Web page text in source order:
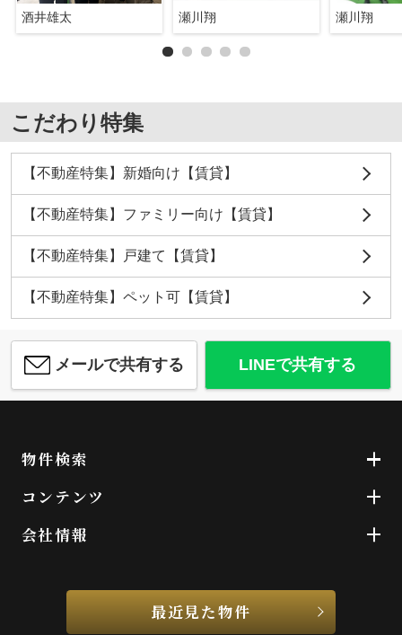
酒井雄太 瀬川翔 瀬川翔
こだわり特集
【不動産特集】新婚向け【賃貸】
【不動産特集】ファミリー向け【賃貸】
【不動産特集】戸建て【賃貸】
【不動産特集】ペット可【賃貸】
メールで共有する LINEで共有する
物件検索
コンテンツ
会社情報
最近見た物件